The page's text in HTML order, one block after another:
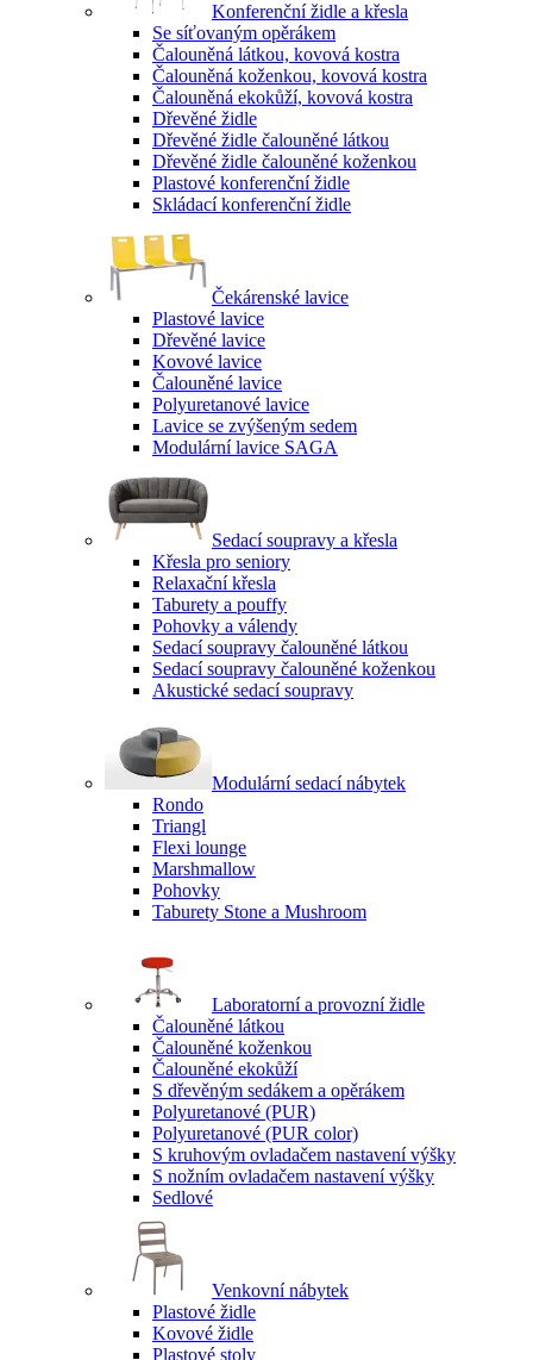
Konferenční židle a křesla
Se síťovaným opěrákem
Čalouněná látkou, kovová kostra
Čalouněná koženkou, kovová kostra
Čalouněná ekokůží, kovová kostra
Dřevěné židle
Dřevěné židle čalouněné látkou
Dřevěné židle čalouněné koženkou
Plastové konferenční židle
Skládací konferenční židle
Čekárenské lavice
Plastové lavice
Dřevěné lavice
Kovové lavice
Čalouněné lavice
Polyuretanové lavice
Lavice se zvýšeným sedem
Modulární lavice SAGA
Sedací soupravy a křesla
Křesla pro seniory
Relaxační křesla
Taburety a pouffy
Pohovky a válendy
Sedací soupravy čalouněné látkou
Sedací soupravy čalouněné koženkou
Akustické sedací soupravy
Modulární sedací nábytek
Rondo
Triangl
Flexi lounge
Marshmallow
Pohovky
Taburety Stone a Mushroom
Laboratorní a provozní židle
Čalouněné látkou
Čalouněné koženkou
Čalouněné ekokůží
S dřevěným sedákem a opěrákem
Polyuretanové (PUR)
Polyuretanové (PUR color)
S kruhovým ovladačem nastavení výšky
S nožním ovladačem nastavení výšky
Sedlové
Venkovní nábytek
Plastové židle
Kovové židle
Plastové stoly